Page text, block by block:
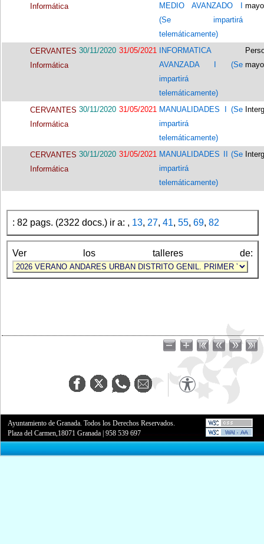
Informática
MEDIO AVANZADO I
(Se impartirá
telemáticamente)
CERVANTES
Informática
30/11/2020 31/05/2021
INFORMATICA
AVANZADA I (Se
impartirá
telemáticamente)
CERVANTES
Informática
30/11/2020 31/05/2021 MANUALIDADES I (Se
impartirá
telemáticamente)
CERVANTES
Informática
30/11/2020 31/05/2021 MANUALIDADES II (Se
impartirá
telemáticamente)
: 82 pags. (2322 docs.) ir a: , 13, 27, 41, 55, 69, 82
Ver los talleres de:
Ayuntamiento de Granada. Todos los Derechos Reservados.
Plaza del Carmen,18071 Granada |958 539 697